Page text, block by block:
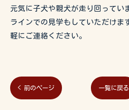
元気に子犬や親犬が走り回ってい
ラインでの見学もしていただけま
軽にご連絡ください。
< 前のページ 一覧に戻る